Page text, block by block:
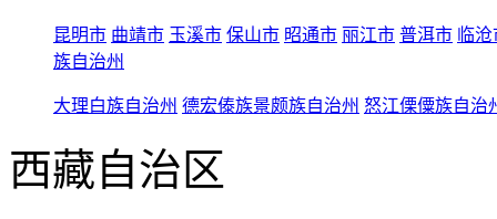
昆明市 曲靖市 玉溪市 保山市 昭通市 丽江市 普洱市 临
族自治州
大理白族自治州 德宏傣族景颇族自治州 怒江傈僳族自治
西藏自治区